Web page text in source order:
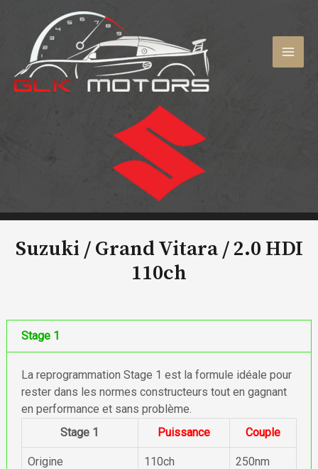
contenu
Suzuki / Grand Vitara /2.0 HDI
110ch
Stage 1
La reprogrammation Stage 1 est la formule idéale pour
rester dans les normes constructeurs tout en gagnant
en performance et sans problème.
Stage 1
Puissance Couple
Origine 110ch 250nm